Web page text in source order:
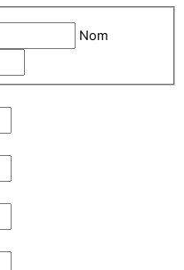
Nom